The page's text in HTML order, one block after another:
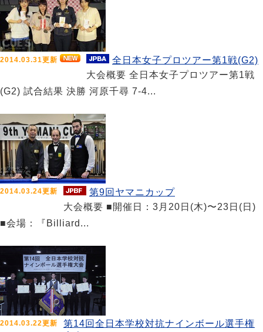
2014.03.31更新
全日本女子プロツアー第1戦(G2)
大会概要 全日本女子プロツアー第1戦
(G2) 試合結果 決勝 河原千尋 7-4...
2014.03.24更新
第9回ヤマニカップ
大会概要 ■開催日：3月20日(木)〜23日(日)
■会場：『Billiard...
2014.03.22更新
第14回全日本学校対抗ナインボール選手権